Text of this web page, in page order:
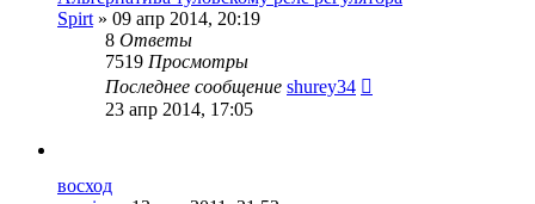
Spirt » 09 апр 2014, 20:19
8 Ответы
7519 Просмотры
Последнее сообщение shurey34
23 апр 2014, 17:05
восход